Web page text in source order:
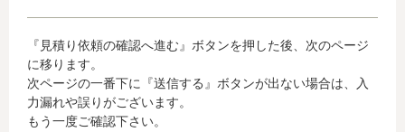
当社がお客様から収集した以下の個人情報等は、カード発
行会社が行う不正利用検知・防止のために、お客様が利用
されているカード発行会社へ提供させていただきます。(氏
名、電話番号、email アドレス、インターネット利用環境
に関する情報等)
『見積り依頼の確認へ進む』ボタンを押した後、次のページ
に移ります。
次ページの一番下に『送信する』ボタンが出ない場合は、入
力漏れや誤りがございます。
もう一度ご確認下さい。